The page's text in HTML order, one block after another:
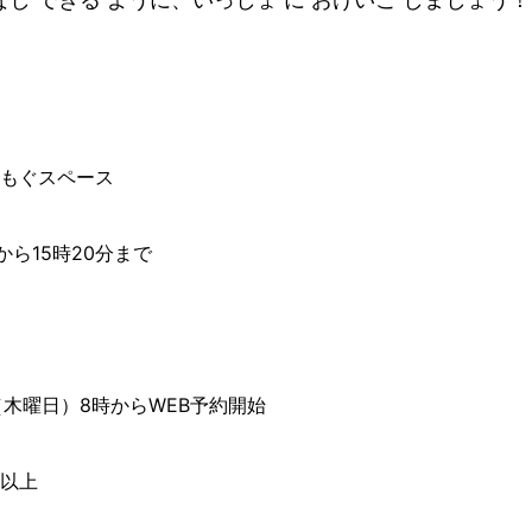
ぐスペース
ら15時20分まで
曜日）8時からWEB予約開始
上